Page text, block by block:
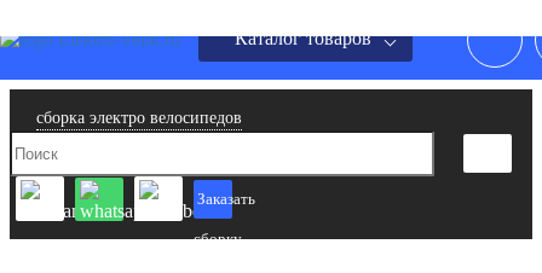
сборка электро велосипедов
Заказать
сборку
Каталог товаров